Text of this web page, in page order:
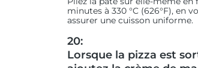
minutes à 330 °C (626°F), en
assurer une cuisson uniforme.
20:
Lorsque la pizza est